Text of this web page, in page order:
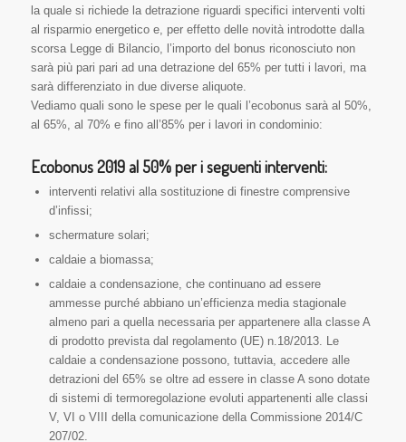
la quale si richiede la detrazione riguardi specifici interventi volti
al risparmio energetico e, per effetto delle novità introdotte dalla
scorsa Legge di Bilancio, l’importo del bonus riconosciuto non
sarà più pari pari ad una detrazione del 65% per tutti i lavori, ma
sarà differenziato in due diverse aliquote.
Vediamo quali sono le spese per le quali l’ecobonus sarà al 50%,
al 65%, al 70% e fino all’85% per i lavori in condominio:
Ecobonus 2019 al 50% per i seguenti interventi:
interventi relativi alla sostituzione di finestre comprensive
d’infissi;
schermature solari;
caldaie a biomassa;
caldaie a condensazione, che continuano ad essere
ammesse purché abbiano un’efficienza media stagionale
almeno pari a quella necessaria per appartenere alla classe A
di prodotto prevista dal regolamento (UE) n.18/2013. Le
caldaie a condensazione possono, tuttavia, accedere alle
detrazioni del 65% se oltre ad essere in classe A sono dotate
di sistemi di termoregolazione evoluti appartenenti alle classi
V, VI o VIII della comunicazione della Commissione 2014/C
207/02.